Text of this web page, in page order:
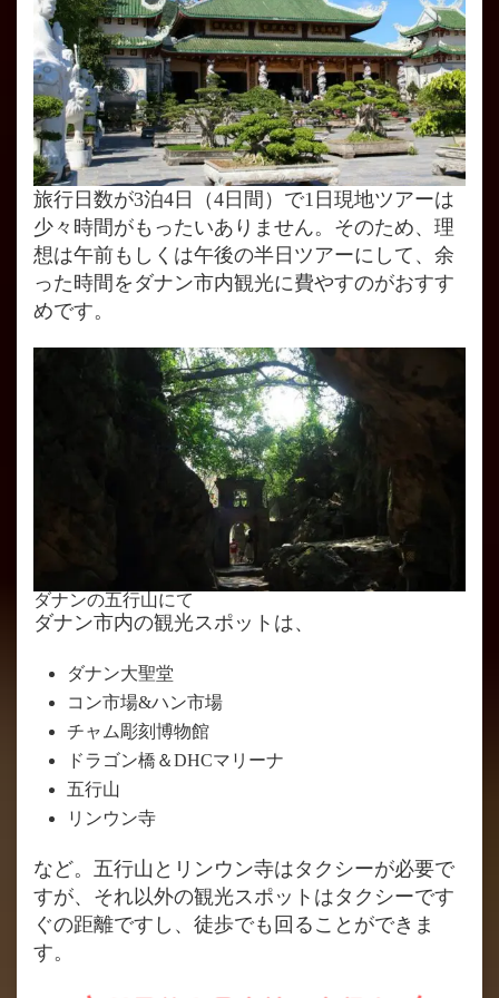
旅行日数が3泊4日（4日間）で1日現地ツアーは
少々時間がもったいありません。そのため、理
想は午前もしくは午後の半日ツアーにして、余
った時間をダナン市内観光に費やすのがおすす
めです。
ダナンの五行山にて
ダナン市内の観光スポットは、
ダナン大聖堂
コン市場&ハン市場
チャム彫刻博物館
ドラゴン橋＆DHCマリーナ
五行山
リンウン寺
など。五行山とリンウン寺はタクシーが必要で
すが、それ以外の観光スポットはタクシーです
ぐの距離ですし、徒歩でも回ることができま
す。